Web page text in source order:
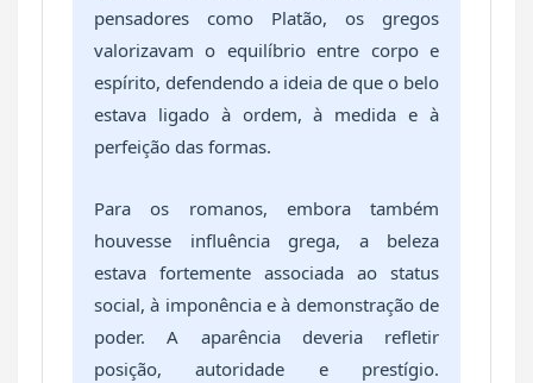
pensadores como Platão, os gregos
valorizavam o equilíbrio entre corpo e
espírito, defendendo a ideia de que o belo
estava ligado à ordem, à medida e à
perfeição das formas.
Para os romanos, embora também
houvesse influência grega, a beleza
estava fortemente associada ao status
social, à imponência e à demonstração de
poder. A aparência deveria refletir
posição, autoridade e prestígio.